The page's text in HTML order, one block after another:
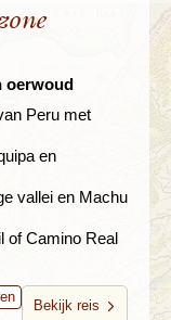
oerwoud
Peru met
en
vallei en Machu
of Camino Real
Bekijk reis